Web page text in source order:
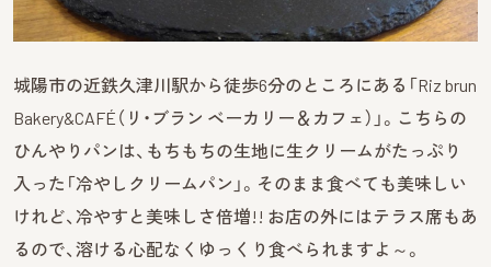
城陽市の近鉄久津川駅から徒歩6分のところにある「Riz brun
Bakery&CAFÉ（リ・ブラン ベーカリー＆カフェ）」。こちらの
ひんやりパンは、もちもちの生地に生クリームがたっぷり
入った「冷やしクリームパン」。そのまま食べても美味しい
けれど、冷やすと美味しさ倍増!! お店の外にはテラス席もあ
るので、溶ける心配なくゆっくり食べられますよ～。